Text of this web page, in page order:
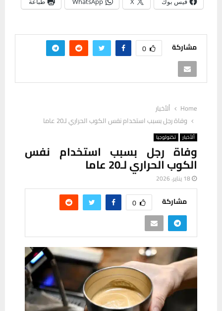
مشاركة 0
Home
ألأخبار
وفاة رجل بسبب استخدام نفس الكوب الحراري لـ20 عاما
ألأخبار تكنولوجيا
وفاة رجل بسبب استخدام نفس
الكوب الحراري لـ20 عاما
18 يناير، 2026
مشاركة 0